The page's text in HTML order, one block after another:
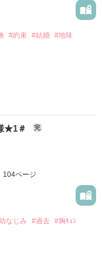
す！
いますので、よろし
#約束 #結婚 #地味
★1＃ 完
104ページ
なじみ #過去 #胸ｷｭﾝ